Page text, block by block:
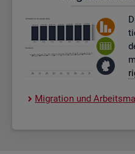
Mi­gra­ti­on und